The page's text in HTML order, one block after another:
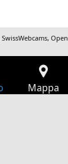
SwissWebcams,
Mappa